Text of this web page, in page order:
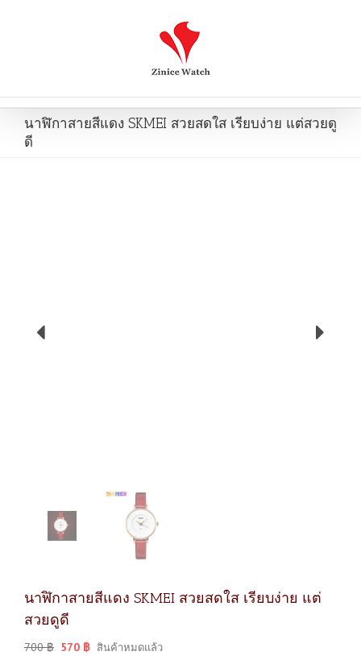
นาฬิกาสายสีแดง SKMEI สวยสดใส เรียบง่าย แต่สวยดู
ดี
นาฬิกาสายสีแดง SKMEI สวยสดใส เรียบง่าย แต่
สวยดูดี
700฿ 570 ฿ สินค้าหมดแล้ว